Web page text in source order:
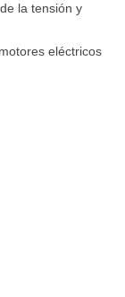
la tensión y
eléctricos